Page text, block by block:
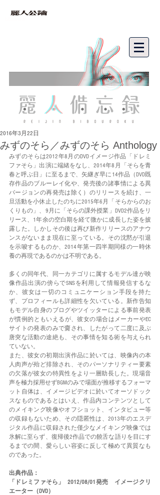
みずのそら／みずのそら Anthology
2016年3月22日
みずのそらは2012年8月のDVDイメージ作品「ドレミ
ファそら」出演に端緒をなし、2014年8月「そらを青
春と呼ぶ日」に至るまで、矢継ぎ早に14作品（DVD既
存作品のブルーレイ化や、発売後の諸事情による異
バージョンの再発売は除く）のリリースを続け、一
旦活動を小休止したのちに2015年6月「そらからのお
くりもの」、9月に「そらの課外授業」DVD2作品をリ
リース、1年余の空白期を経て微かに成長した姿を披
露した。しかしその後は再び新作リリースのアナウ
ンスがないまま現在に至っている。その沈黙が引退
を示唆するものか、2014年第一四半期同様の一時休
養の再現であるのかは不明である。
多くの同年代、同一カテゴリに属するモデル達が映
像作品出演の傍らでSNSを利用して情報発信するな
か、彼女は一切のコミュニケーション手段を持た
ず、プロフィールも詳細性を欠いている。新作告知
もモデル自身のブログやツイッターによる事前発表
が慣例的ともいえるが、彼女の場合はメーカーやEC
サイトの発表のみで齎され、したがって二度に及ぶ
唐突な活動の途絶も、その事情を知る術を与えられ
ていない。
また、彼女の初期出演作品に於いては、映像内の本
人肉声が殆ど排除され、そのパーソナリティー要素
の欠落が彼女の特異性をより一層助長した。現場音
声を極力採用せずBGMのみで場面が推移するフォーマ
ット自体は、イメージビデオに於いてオーソドック
スなものであるとはいえ、作品内コンテンツとして
のメイキング映像やオフショット、インタビュー等
の収録もないため、その隠匿性は、2013年のエスデ
ジタル作品に収録された僅少なメイキング映像では
氷解に至らず、復帰後2作品での饒舌な語りを目にす
るまでの間、愛らしい容姿に反して極めて異質なも
のであった。
出典作品：
「ドレミファそら」  2012/08/01発売　イメージクリ
エーター（DVD）